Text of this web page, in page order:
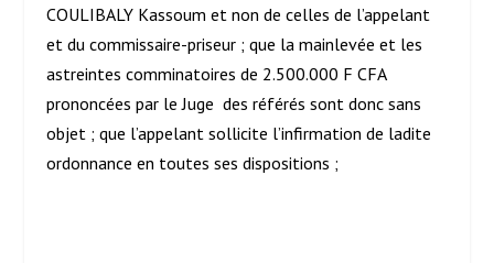
COULIBALY Kassoum et non de celles de l’appelant
et du commissaire-priseur ; que la mainlevée et les
astreintes comminatoires de 2.500.000 F CFA
prononcées par le Juge des référés sont donc sans
objet ; que l’appelant sollicite l’infirmation de ladite
ordonnance en toutes ses dispositions ;